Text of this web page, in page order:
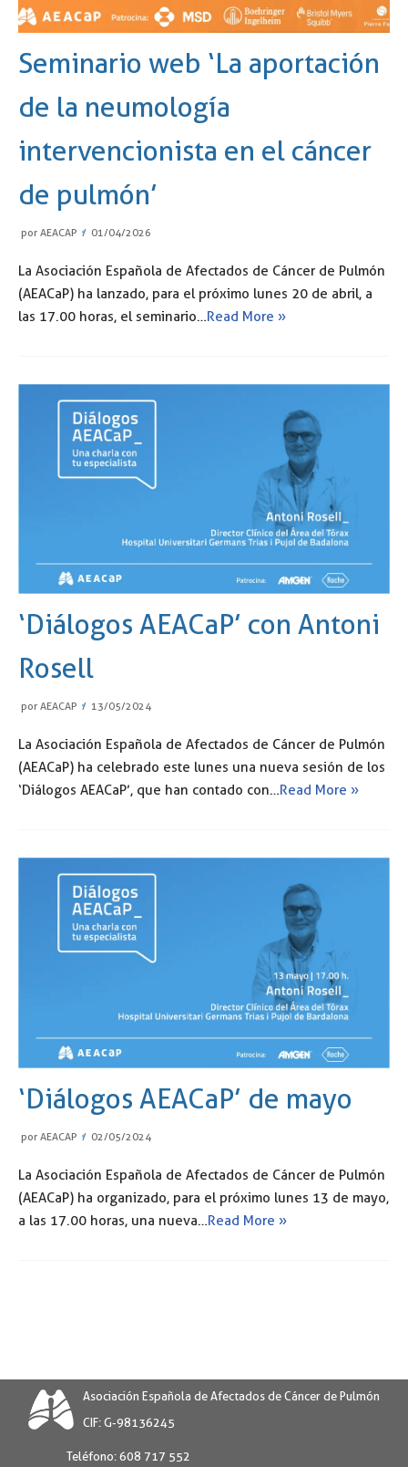
Seminario web ‘La aportación
de la neumología
intervencionista en el cáncer
de pulmón’
por AEACAP 01/04/2026
La Asociación Española de Afectados de Cáncer de Pulmón
(AEACaP) ha lanzado, para el próximo lunes 20 de abril, a
las 17.00 horas, el seminario…Read More »
‘Diálogos AEACaP’ con Antoni
Rosell
por AEACAP 13/05/2024
La Asociación Española de Afectados de Cáncer de Pulmón
(AEACaP) ha celebrado este lunes una nueva sesión de los
‘Diálogos AEACaP’, que han contado con…Read More »
‘Diálogos AEACaP’ de mayo
por AEACAP 02/05/2024
La Asociación Española de Afectados de Cáncer de Pulmón
(AEACaP) ha organizado, para el próximo lunes 13 de mayo,
a las 17.00 horas, una nueva…Read More »
Asociación Española de Afectados de Cáncer de Pulmón
CIF: G-98136245
Teléfono: 608 717 552